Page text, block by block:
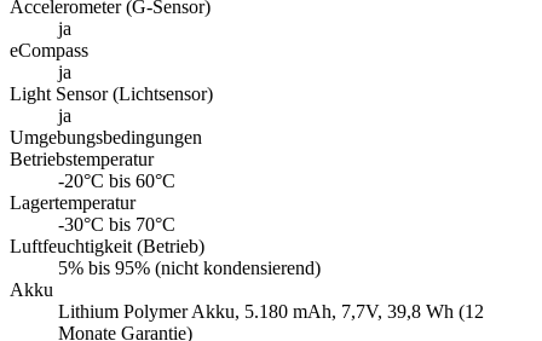
Accelerometer (G-Sensor)
ja
eCompass
ja
Light Sensor (Lichtsensor)
ja
Umgebungsbedingungen
Betriebstemperatur
-20°C bis 60°C
Lagertemperatur
-30°C bis 70°C
Luftfeuchtigkeit (Betrieb)
5% bis 95% (nicht kondensierend)
Akku
Lithium Polymer Akku, 5.180 mAh, 7,7V, 39,8 Wh (12
Monate Garantie)